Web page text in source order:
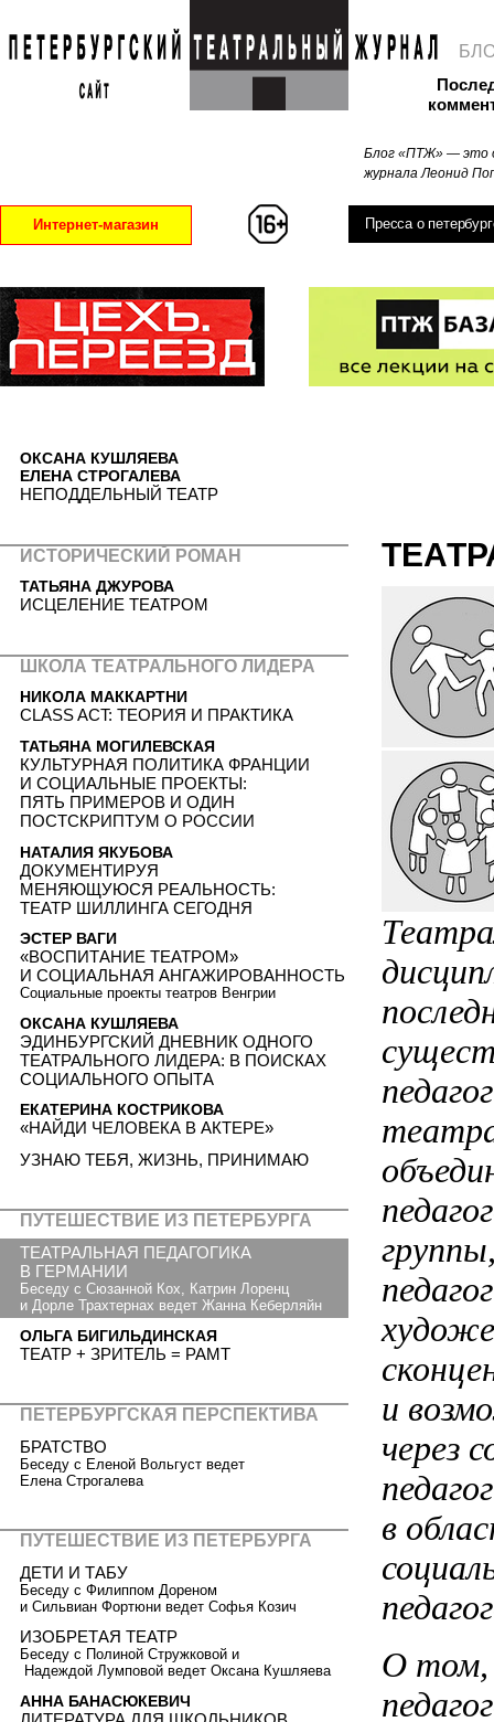
Блог «ПТЖ» — это
журнала Леонид
Интернет-магазин Пресса о
и
через
в
О том,
ОКСАНА КУШЛЯЕВА
ЕЛЕНА СТРОГАЛЕВА
НЕПОДДЕЛЬНЫЙ ТЕАТР
ИСТОРИЧЕСКИЙ РОМАН
ТАТЬЯНА ДЖУРОВА
ИСЦЕЛЕНИЕ ТЕАТРОМ
ШКОЛА ТЕАТРАЛЬНОГО ЛИДЕРА
НИКОЛА МАККАРТНИ
CLASS ACT: ТЕОРИЯ И ПРАКТИКА
ТАТЬЯНА МОГИЛЕВСКАЯ
КУЛЬТУРНАЯ ПОЛИТИКА ФРАНЦИИ
И СОЦИАЛЬНЫЕ ПРОЕКТЫ:
ПЯТЬ ПРИМЕРОВ И ОДИН
ПОСТCКРИПТУМ О РОССИИ
НАТАЛИЯ ЯКУБОВА
ДОКУМЕНТИРУЯ
МЕНЯЮЩУЮСЯ РЕАЛЬНОСТЬ:
ТЕАТР ШИЛЛИНГА СЕГОДНЯ
ЭСТЕР ВАГИ
«ВОСПИТАНИЕ ТЕАТРОМ»
И СОЦИАЛЬНАЯ АНГАЖИРОВАННОСТЬ
Социальные проекты театров Венгрии
ОКСАНА КУШЛЯЕВА
ЭДИНБУРГСКИЙ ДНЕВНИК ОДНОГО
ТЕАТРАЛЬНОГО ЛИДЕРА: В ПОИСКАХ
СОЦИАЛЬНОГО ОПЫТА
ЕКАТЕРИНА КОСТРИКОВА
«НАЙДИ ЧЕЛОВЕКА В АКТЕРЕ»
УЗНАЮ ТЕБЯ, ЖИЗНЬ, ПРИНИМАЮ
ПУТЕШЕСТВИЕ ИЗ ПЕТЕРБУРГА
ТЕАТРАЛЬНАЯ ПЕДАГОГИКА
В ГЕРМАНИИ
Беседу с Сюзанной Кох, Катрин Лоренц
и Дорле Трахтернах ведет Жанна Кеберляйн
ОЛЬГА БИГИЛЬДИНСКАЯ
ТЕАТР + ЗРИТЕЛЬ = РАМТ
ПЕТЕРБУРГСКАЯ ПЕРСПЕКТИВА
БРАТСТВО
Бeceду с Еленой Вольгуст ведет
Елена Строгалева
ПУТЕШЕСТВИЕ ИЗ ПЕТЕРБУРГА
ДЕТИ И ТАБУ
Бeceду с Филиппом Дореном
и Сильвиан Фортюни ведет Софья Козич
ИЗОБРЕТАЯ ТЕАТР
Беседу с Полиной Стружковой и
Надеждой Лумповой ведет Оксана Кушляева
АННА БАНАСЮКЕВИЧ